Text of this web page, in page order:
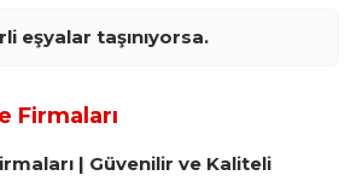
eşyalar taşınıyorsa.
Firmaları
| Güvenilir ve Kaliteli